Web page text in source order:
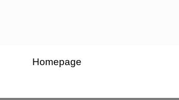
Homepage